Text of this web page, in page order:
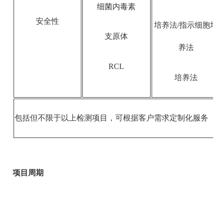
安全性
细菌内毒素
支原体
RCL
培养法/指示细胞
养法
培养法
包括但不限于以上检测项目，可根据客户需求定制化服务
项目周期